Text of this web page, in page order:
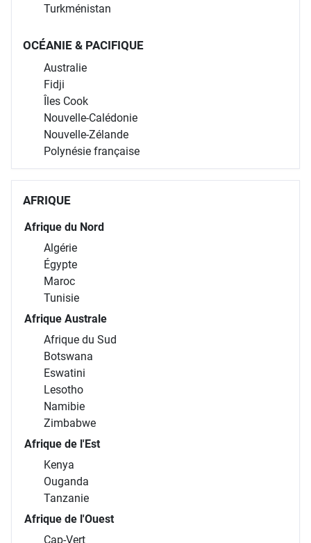
Turkménistan
OCÉANIE & PACIFIQUE
Australie
Fidji
Îles Cook
Nouvelle-Calédonie
Nouvelle-Zélande
Polynésie française
AFRIQUE
Afrique du Nord
Algérie
Égypte
Maroc
Tunisie
Afrique Australe
Afrique du Sud
Botswana
Eswatini
Lesotho
Namibie
Zimbabwe
Afrique de l'Est
Kenya
Ouganda
Tanzanie
Afrique de l'Ouest
Cap-Vert